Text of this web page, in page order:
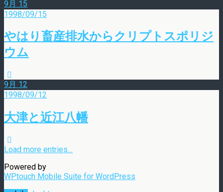
9月 15
1998/09/15
やはり畜産排水からクリプトスポリジ
ウム
9月 12
1998/09/12
大津と近江八幡
Load more entries…
Powered by
WPtouch Mobile Suite for WordPress